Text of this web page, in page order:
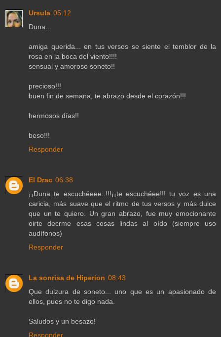
Ursula 05:12
Duna...
amiga querida... en tus versos se siente el temblor de la
rosa en la boca del viento!!!!
sensual y amoroso soneto!!
precioso!!!
buen fin de semana, te abrazo desde el corazón!!!
hermosos días!!
beso!!!
Responder
El Drac 06:38
¡¡Duna te escuchéeee..!!!¡¡te escuchéee!!! tu voz es una
caricia, más suave que el ritmo de tus versos y más dulce
que un te quiero. Un gran abrazo, fue muy emocionante
oirte decrme esas cosas lindas al oído (siempre uso
audífonos)
Responder
La sonrisa de Hiperion 08:43
Que dulzura de soneto... uno que es un apasionado de
ellos, pues no te digo nada.
Saludos y un besazo!
Responder